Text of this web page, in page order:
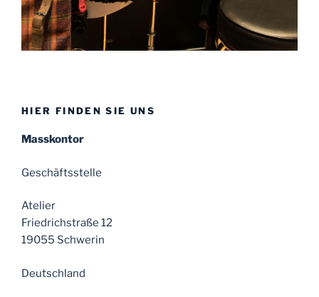
HIER FINDEN SIE UNS
Masskontor
Geschäftsstelle
Atelier
Friedrichstraße 12
19055 Schwerin
Deutschland